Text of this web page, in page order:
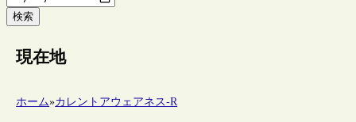
検索
現在地
ホーム»カレントアウェアネス-R